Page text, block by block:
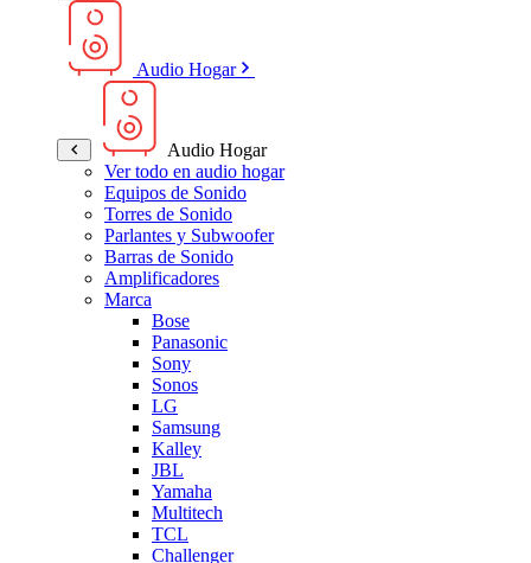
Audio Hogar
Audio Hogar
Ver todo en audio hogar
Equipos de Sonido
Torres de Sonido
Parlantes y Subwoofer
Barras de Sonido
Amplificadores
Marca
Bose
Panasonic
Sony
Sonos
LG
Samsung
Kalley
JBL
Yamaha
Multitech
TCL
Challenger